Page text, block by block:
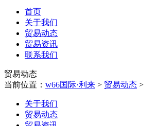
首页
关于我们
贸易动态
贸易资讯
联系我们
贸易动态
当前位置： w66国际·利来 > 贸易动态 >
关于我们
贸易动态